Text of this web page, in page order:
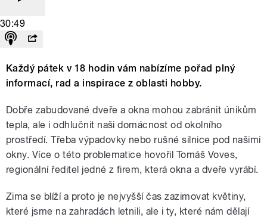
30:49
Každý pátek v 18 hodin vám nabízíme pořad plný
informací, rad a inspirace z oblasti hobby.
Dobře zabudované dveře a okna mohou zabránit únikům
tepla, ale i odhlučnit naši domácnost od okolního
prostředí. Třeba výpadovky nebo rušné silnice pod našimi
okny. Více o této problematice hovořil Tomáš Voves,
regionální ředitel jedné z firem, která okna a dveře vyrábí.
Zima se blíží a proto je nejvyšší čas zazimovat květiny,
které jsme na zahradách letnili, ale i ty, které nám dělají